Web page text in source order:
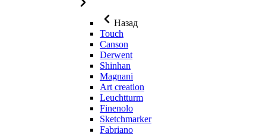
Назад
Touch
Canson
Derwent
Shinhan
Magnani
Art creation
Leuchtturm
Finenolo
Sketchmarker
Fabriano